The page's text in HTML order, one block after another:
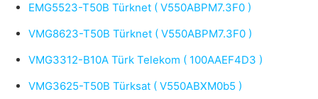
EMG5523-T50B Türknet ( V550ABPM7.3F0 )
VMG8623-T50B Türknet ( V550ABPM7.3F0 )
VMG3312-B10A Türk Telekom ( 100AAEF4D3 )
VMG3625-T50B Türksat ( V550ABXM0b5 )